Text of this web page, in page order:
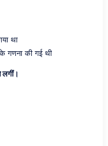
था
गणना की गई थी